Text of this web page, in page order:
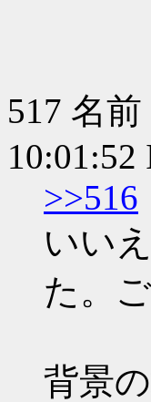
517 名前
>>516
いい
た。
背景